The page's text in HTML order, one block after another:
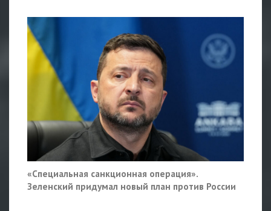
«Специальная санкционная операция».
Зеленский придумал новый план против России